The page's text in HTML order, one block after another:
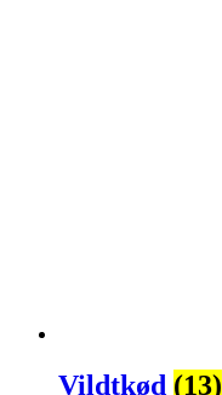
Vildtkød (13)